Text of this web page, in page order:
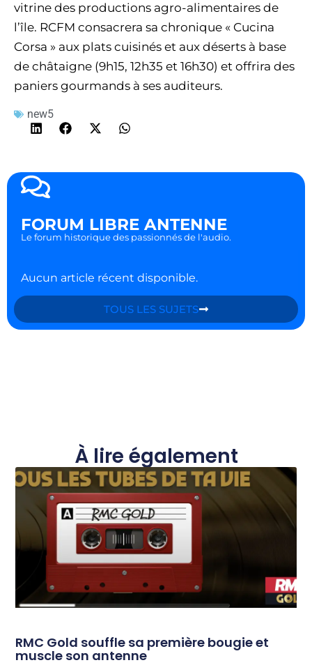
vitrine des productions agro-alimentaires de
l’île. RCFM consacrera sa chronique « Cucina
Corsa » aux plats cuisinés et aux déserts à base
de châtaigne (9h15, 12h35 et 16h30) et offrira des
paniers gourmands à ses auditeurs.
new5
FORUM LIBRE ANTENNE
Le forum historique des passionnés de l'audio.
Aucun article récent disponible.
TOUS LES SUJETS
À lire également
RMC Gold souffle sa première bougie et
muscle son antenne